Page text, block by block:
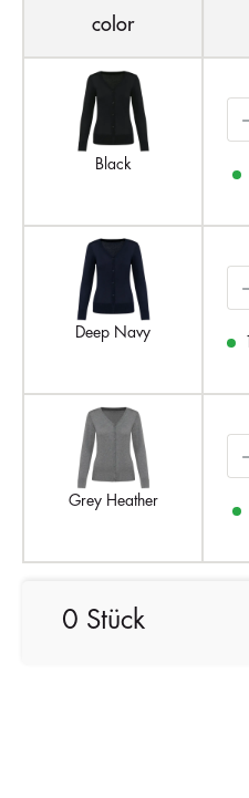
color
Black
Deep Navy
Grey Heather
0 Stück